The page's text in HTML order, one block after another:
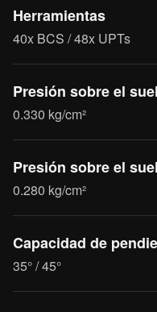
Herramientas
40x BCS / 48x UPTs
Presión sobre el
0.330 kg/cm²
Presión sobre el
0.280 kg/cm²
Capacidad de
35° / 45°